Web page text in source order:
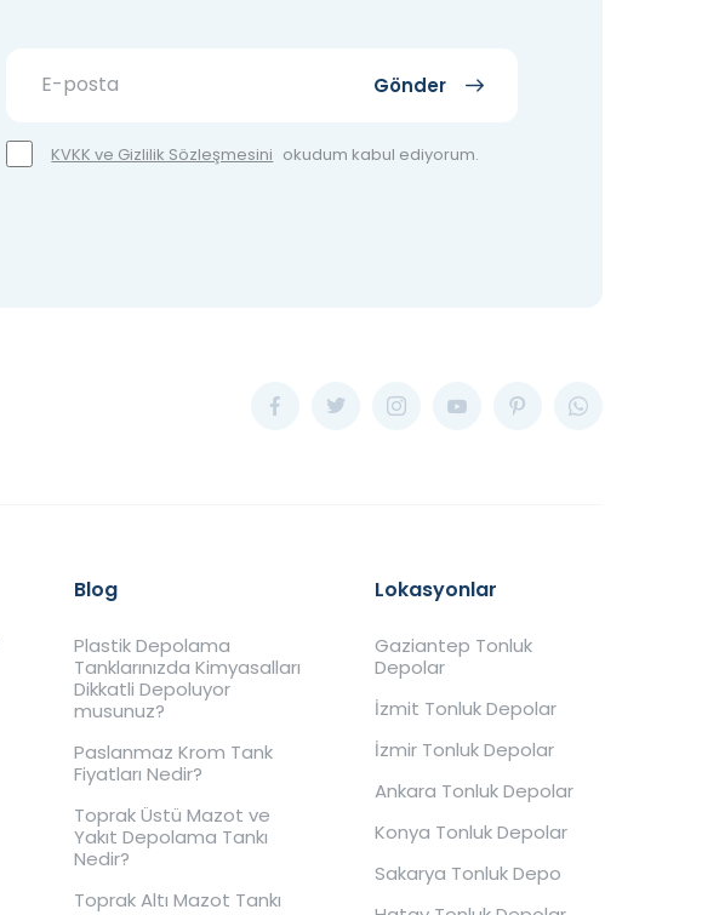
Gönder
KVKK ve Gizlilik Sözleşmesini okudum kabul ediyorum.
Blog
Plastik Depolama
Tanklarınızda Kimyasalları
Dikkatli Depoluyor
musunuz?
Paslanmaz Krom Tank
Fiyatları Nedir?
Toprak Üstü Mazot ve
Yakıt Depolama Tankı
Nedir?
Toprak Altı Mazot Tankı
Lokasyonlar
Gaziantep Tonluk
Depolar
İzmit Tonluk Depolar
İzmir Tonluk Depolar
Ankara Tonluk Depolar
Konya Tonluk Depolar
Sakarya Tonluk Depo